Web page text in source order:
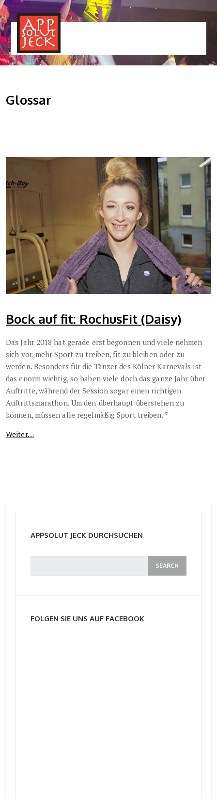
Glossar
Bock auf fit: RochusFit (Daisy)
Das Jahr 2018 hat gerade erst begonnen und viele nehmen
sich vor, mehr Sport zu treiben, fit zu bleiben oder zu
werden. Besonders für die Tänzer des Kölner Karnevals ist
das enorm wichtig, so haben viele doch das ganze Jahr über
Auftritte, während der Session sogar einen richtigen
Auftrittsmarathon. Um den überhaupt überstehen zu
können, müssen alle regelmäßig Sport treiben. *
Weiter…
APPSOLUT JECK DURCHSUCHEN
FOLGEN SIE UNS AUF FACEBOOK